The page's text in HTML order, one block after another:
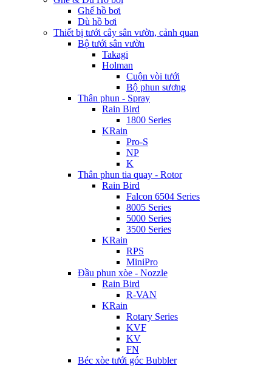
Ghế hồ bơi
Dù hồ bơi
Thiết bị tưới cây sân vườn, cảnh quan
Bộ tưới sân vườn
Takagi
Holman
Cuộn vòi tưới
Bộ phun sương
Thân phun - Spray
Rain Bird
1800 Series
KRain
Pro-S
NP
K
Thân phun tia quay - Rotor
Rain Bird
Falcon 6504 Series
8005 Series
5000 Series
3500 Series
KRain
RPS
MiniPro
Đầu phun xòe - Nozzle
Rain Bird
R-VAN
KRain
Rotary Series
KVF
KV
FN
Béc xòe tưới góc Bubbler